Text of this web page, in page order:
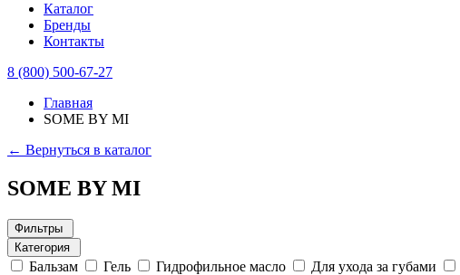
Каталог
Бренды
Контакты
8 (800) 500-67-27
Главная
SOME BY MI
← Вернуться в каталог
SOME BY MI
Фильтры
Категория
Бальзам Гель Гидрофильное масло Для ухода за губами